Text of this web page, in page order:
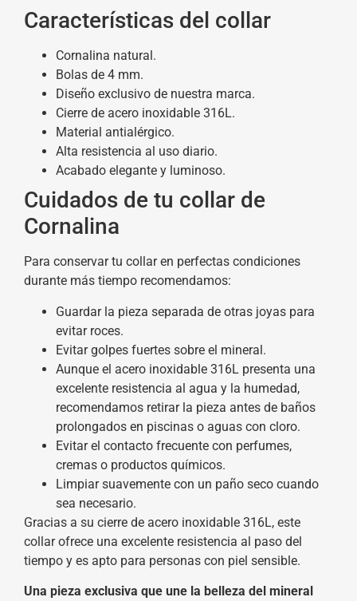
Características del collar
Cornalina natural.
Bolas de 4 mm.
Diseño exclusivo de nuestra marca.
Cierre de acero inoxidable 316L.
Material antialérgico.
Alta resistencia al uso diario.
Acabado elegante y luminoso.
Cuidados de tu collar de
Cornalina
Para conservar tu collar en perfectas condiciones
durante más tiempo recomendamos:
Guardar la pieza separada de otras joyas para
evitar roces.
Evitar golpes fuertes sobre el mineral.
Aunque el acero inoxidable 316L presenta una
excelente resistencia al agua y la humedad,
recomendamos retirar la pieza antes de baños
prolongados en piscinas o aguas con cloro.
Evitar el contacto frecuente con perfumes,
cremas o productos químicos.
Limpiar suavemente con un paño seco cuando
sea necesario.
Gracias a su cierre de acero inoxidable 316L, este
collar ofrece una excelente resistencia al paso del
tiempo y es apto para personas con piel sensible.
Una pieza exclusiva que une la belleza del mineral